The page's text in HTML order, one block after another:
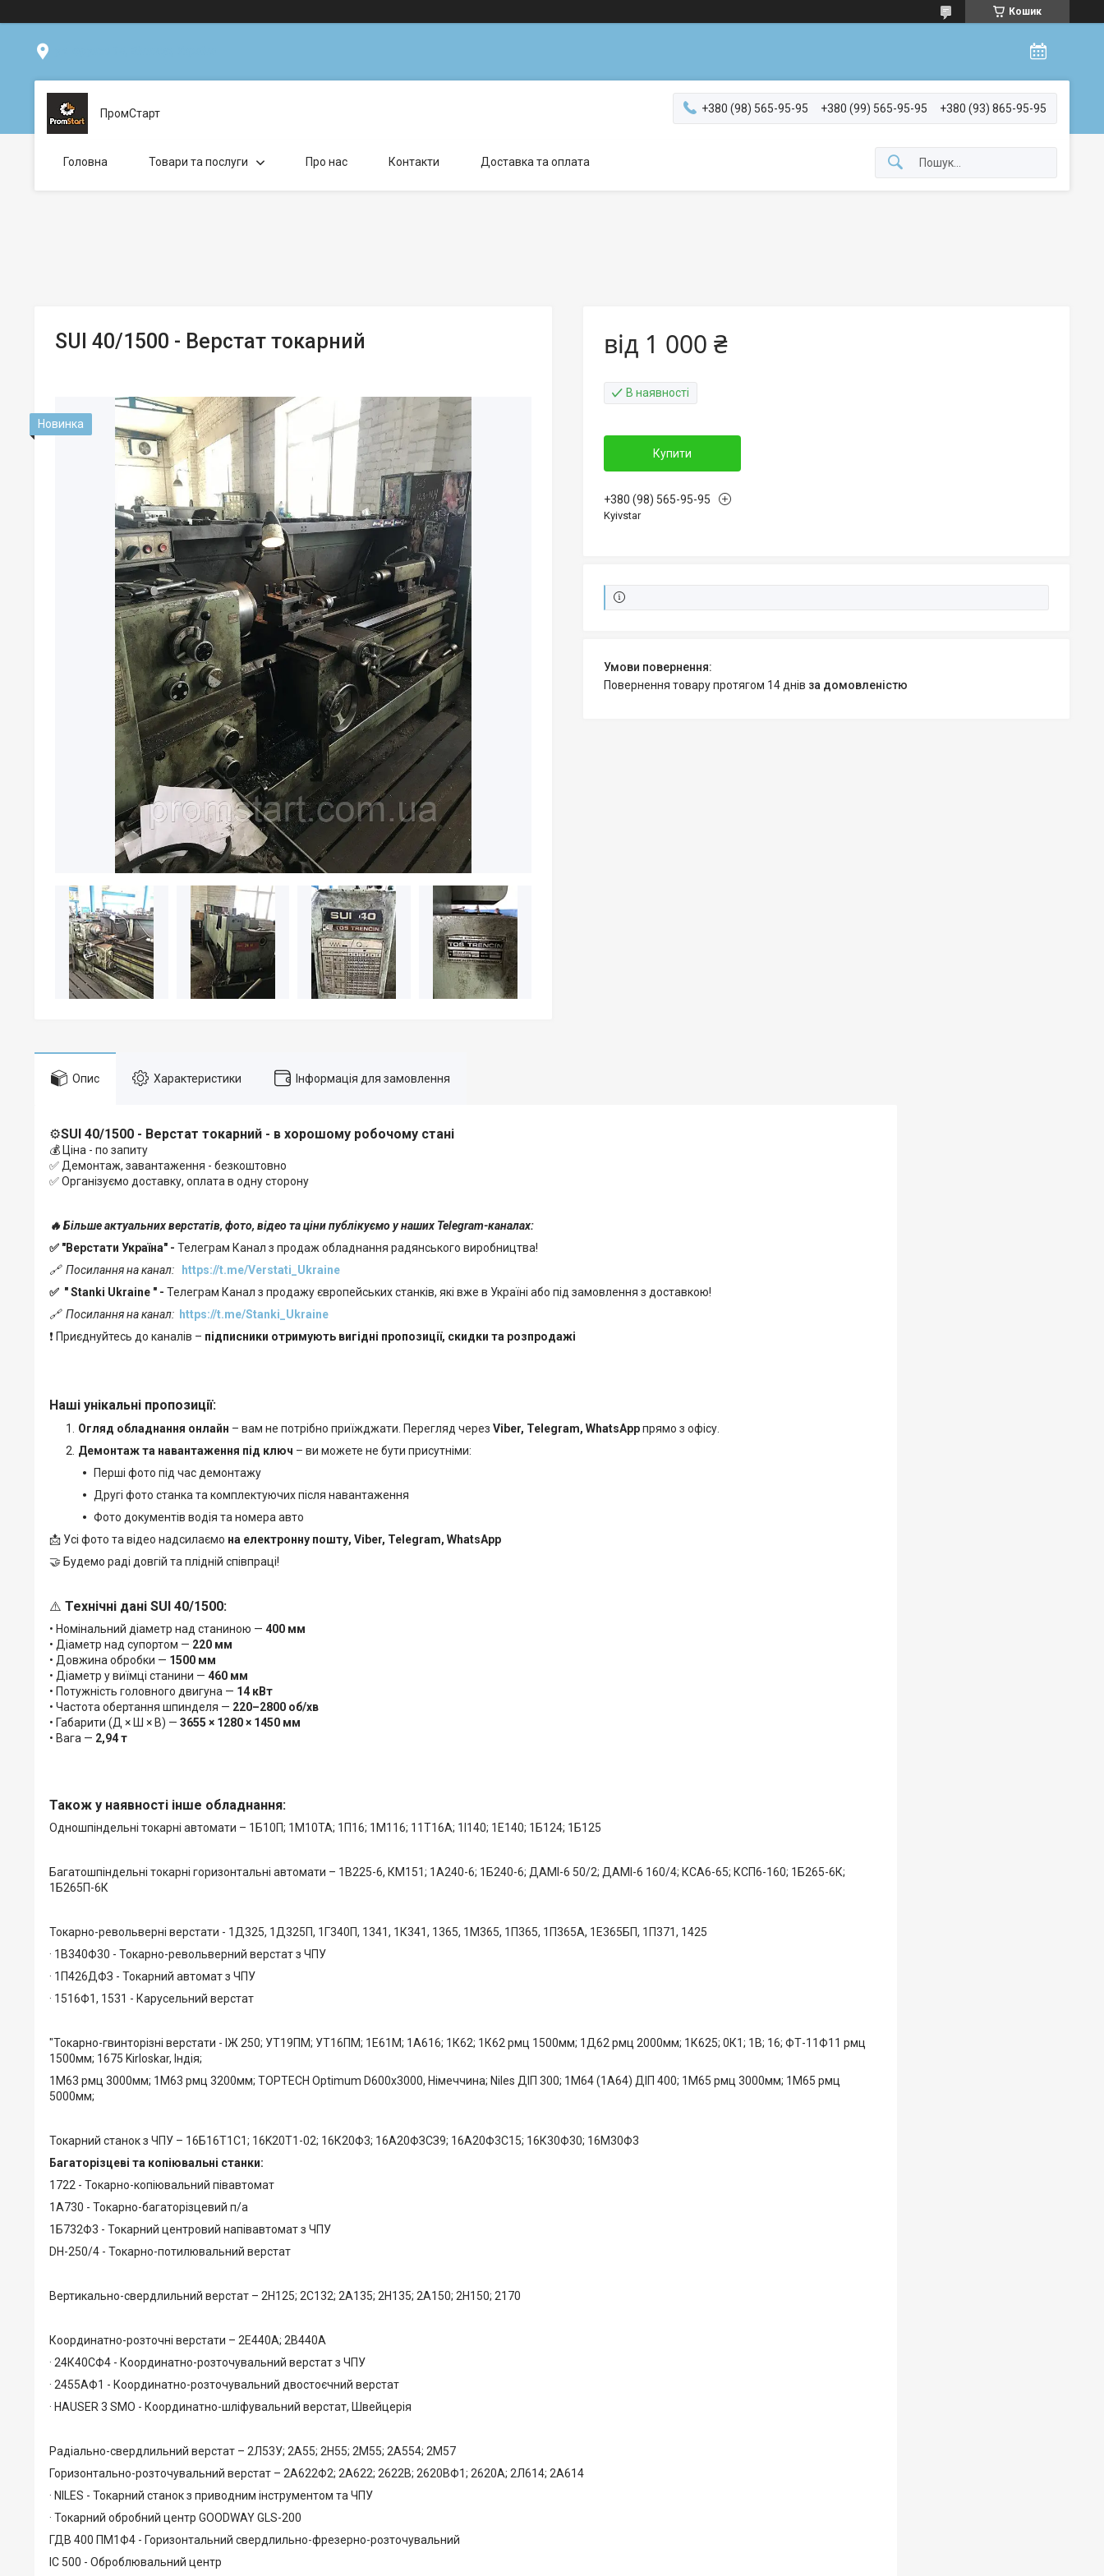
Кошик
ПромСтарт +380 (98) 565-95-95 +380 (99) 565-95-95 +380 (93) 865-95-95
Головна Товари та послуги Про нас Контакти Доставка та оплата
SUI 40/1500 - Верстат токарний
Новинка
від 1 000 ₴
В наявності
Купити
+380 (98) 565-95-95
Kyivstar
повернення товару протягом 14 днів за домовленістю
Опис Характеристики Інформація для замовлення
⚙️SUI 40/1500 - Верстат токарний - в хорошому робочому стані
💰 Ціна - по запиту
✅ Демонтаж, завантаження - безкоштовно
✅ Організуємо доставку, оплата в одну сторону
🔥 Більше актуальних верстатів, фото, відео та ціни публікуємо у наших Telegram-каналах:
✅ "Верстати Україна" - Телеграм Канал з продаж обладнання радянського виробництва!
🔗 Посилання на канал: https://t.me/Verstati_Ukraine
✅ "Stanki Ukraine " - Телеграм Канал з продажу європейських станків, які вже в Україні або під замовлення з доставкою!
🔗 Посилання на канал: https://t.me/Stanki_Ukraine
❗ Приєднуйтесь до каналів – підписники отримують вигідні пропозиції, скидки та розпродажі
Наші унікальні пропозиції:
Огляд обладнання онлайн – вам не потрібно приїжджати. Перегляд через Viber, Telegram, WhatsAppпрямо з офісу.
Демонтаж та навантаження під ключ – ви можете не бути присутніми:
Перші фото під час демонтажу
Другі фото станка та комплектуючих після навантаження
Фото документів водія та номера авто
📩 Усі фото та відео надсилаємо на електронну пошту, Viber, Telegram, WhatsApp
🤝 Будемо раді довгій та плідній співпраці!
⚠️ Технічні дані SUI 40/1500:
• Номінальний діаметр над станиною — 400 мм
• Діаметр над супортом — 220 мм
• Довжина обробки — 1500 мм
• Діаметр у виїмці станини — 460 мм
• Потужність головного двигуна — 14 кВт
• Частота обертання шпинделя — 220–2800 об/хв
• Габарити (Д × Ш × В) — 3655 × 1280 × 1450 мм
• Вага — 2,94 т
Також у наявності інше обладнання:
Одношпіндельні токарні автомати – 1Б10П; 1М10ТА; 1П16; 1M116; 11T16A; 1І140; 1Е140; 1Б124; 1Б125
Багатошпіндельні токарні горизонтальні автомати – 1В225-6, КМ151; 1А240-6; 1Б240-6; ДАМІ-6 50/2; ДАМІ-6 160/4; КСА6-65; КСП6-160; 1Б265-6К;
1Б265П-6К
Токарно-револьверні верстати - 1Д325, 1Д325П, 1Г340П, 1341, 1К341, 1365, 1М365, 1П365, 1П365А, 1Е365БП, 1П371, 1425
· 1В340Ф30 - Токарно-револьверний верстат з ЧПУ
· 1П426ДФЗ - Токарний автомат з ЧПУ
· 1516Ф1, 1531 - Карусельний верстат
"Токарно-гвинторізні верстати - ІЖ 250; УТ19ПМ; УТ16ПМ; 1Е61М; 1А616; 1К62; 1К62 рмц 1500мм; 1Д62 рмц 2000мм; 1К625; 0К1; 1В; 16; ФТ-11Ф11 рмц
1500мм; 1675 Kirloskar, Індія;
1М63 рмц 3000мм; 1М63 рмц 3200мм; TOPTECH Optimum D600х3000, Німеччина; Niles ДІП 300; 1М64 (1А64) ДІП 400; 1М65 рмц 3000мм; 1М65 рмц
5000мм;
Токарний станок з ЧПУ – 16Б16Т1C1; 16K20T1-02; 16К20Ф3; 16А20ФЗСЗ9; 16А20Ф3С15; 16К30Ф30; 16М30Ф3
Багаторізцеві та копіювальні станки:
1722 - Токарно-копіювальний півавтомат
1А730 - Токарно-багаторізцевий п/а
1Б732Ф3 - Токарний центровий напівавтомат з ЧПУ
DH-250/4 - Токарно-потилювальний верстат
Вертикально-свердлильний верстат – 2Н125; 2С132; 2А135; 2Н135; 2А150; 2Н150; 2170
Координатно-розточні верстати – 2Е440А; 2В440А
· 24К40СФ4 - Координатно-розточувальний верстат з ЧПУ
· 2455АФ1 - Координатно-розточувальний двостоєчний верстат
· HAUSER 3 SMO - Координатно-шліфувальний верстат, Швейцерія
Радіально-свердлильний верстат – 2Л53У; 2А55; 2Н55; 2М55; 2А554; 2М57
Горизонтально-розточувальний верстат – 2А622Ф2; 2А622; 2622В; 2620ВФ1; 2620А; 2Л614; 2А614
· NILES - Токарний станок з приводним інструментом та ЧПУ
· Токарний обробний центр GOODWAY GLS-200
ГДВ 400 ПМ1Ф4 - Горизонтальний свердлильно-фрезерно-розточувальний
ІС 500 - Оброблювальний центр